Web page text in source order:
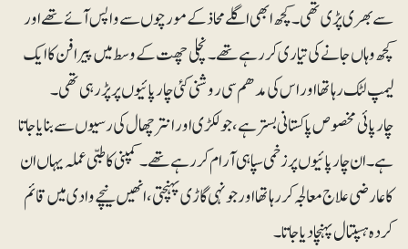
سے بھری پڑی تھی۔ کچھ ابھی اگلے محاذ کے مورچوں سے واپس آئے تھے اور
کچھ وہاں جانے کی تیاری کر رہے تھے۔ نچلی چھت کے وسط میں پیرافن کا ایک
لیمپ لٹک رہا تھا اور اس کی مدھم سی روشنی کئی چارپائیوں پر پڑ رہی تھی۔
چارپائی مخصوص پاکستانی بستر ہے، جو لکڑی اور انترچھال کی رسیوں سے بنایا جاتا
ہے۔ ان چارپائیوں پر زخمی سپاہی آرام کررہے تھے۔ کمپنی کا طبی عملہ یہاں ان
کا عارضی علاج معالجہ کر رہا تھا اور جونہی گاڑی پہنچتی، انھیں نیچے وادی میں قائم
کردہ ہسپتال پہنچا دیا جاتا۔